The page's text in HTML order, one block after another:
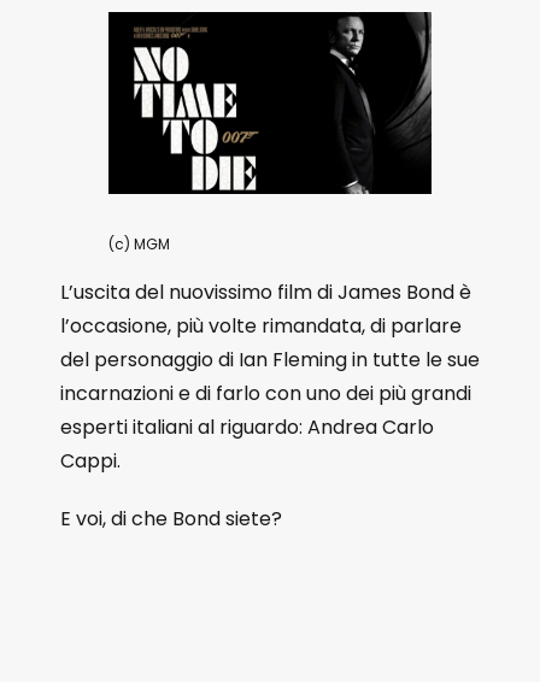
(c) MGM
L’uscita del nuovissimo film di James Bond è
l’occasione, più volte rimandata, di parlare
del personaggio di Ian Fleming in tutte le sue
incarnazioni e di farlo con uno dei più grandi
esperti italiani al riguardo: Andrea Carlo
Cappi.
E voi, di che Bond siete?